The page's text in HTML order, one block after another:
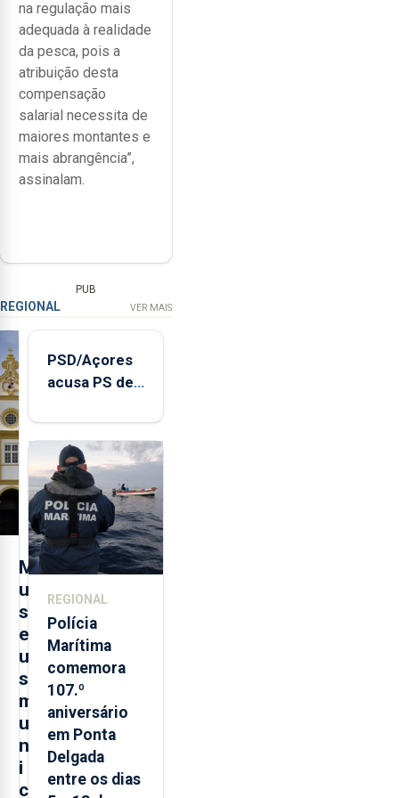
na regulação mais
adequada à realidade
da pesca, pois a
atribuição desta
compensação
salarial necessita de
maiores montantes e
mais abrangência”,
assinalam.
PUB
REGIONAL VER MAIS
M
u
s
e
u
s
m
u
n
i
c
PSD/Açores
acusa PS de
contraditória"
sobre
evolução
turística
REGIONAL
Polícia
Marítima
comemora
107.º
aniversário
em Ponta
Delgada
entre os dias